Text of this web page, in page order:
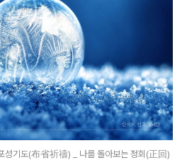
기도(布省祈禱) _ 나를 돌아보는 정회(正回)